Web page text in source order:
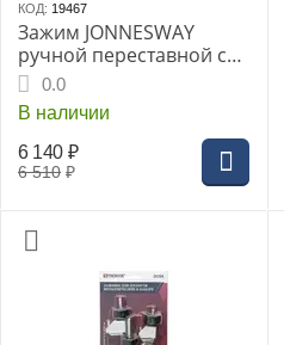
КОД: 19467
Зажим JONNESWAY
ручной переставной с
шарнирной губкой и
трубным захватом, 250
мм, 0-80 мм
0.0
В наличии
6 510 ₽
6 140 ₽